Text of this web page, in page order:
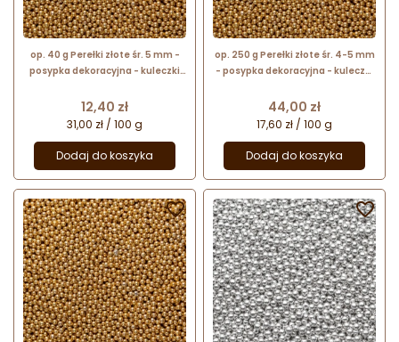
op. 40 g Perełki złote śr. 5 mm -
posypka dekoracyjna - kuleczki
połyskiem
Cena
12,40 zł
31,00 zł / 100 g
Dodaj do koszyka
op. 250 g Perełki złote śr. 4-5 mm
- posypka dekoracyjna - kuleczki
połyskiem
Cena
44,00 zł
17,60 zł / 100 g
Dodaj do koszyka
 